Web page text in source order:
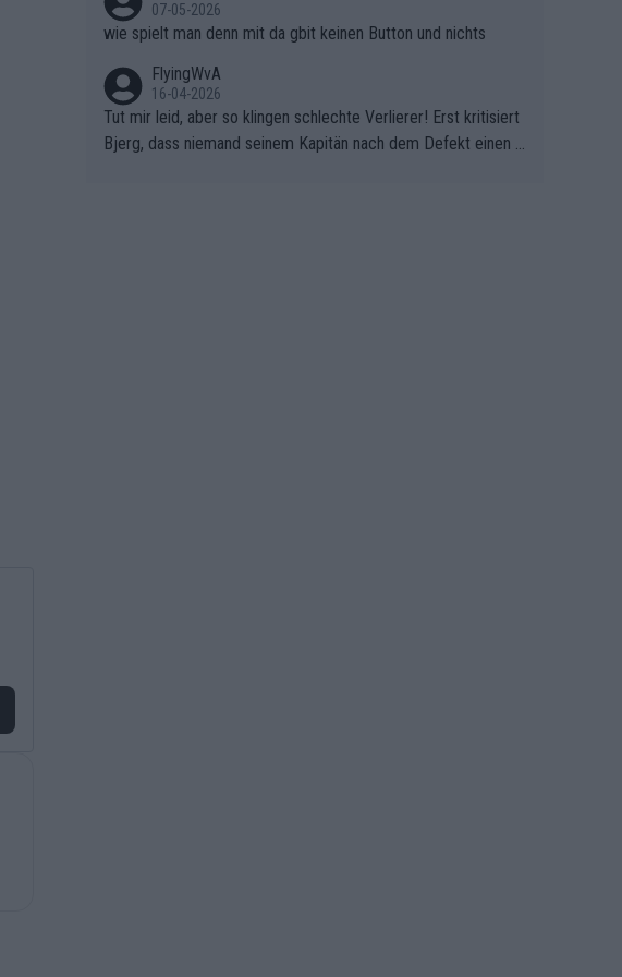
07-05-2026
wie spielt man denn mit da gbit keinen Button und nichts
FlyingWvA
16-04-2026
Tut mir leid, aber so klingen schlechte Verlierer! Erst kritisiert
Bjerg, dass niemand seinem Kapitän nach dem Defekt einen r